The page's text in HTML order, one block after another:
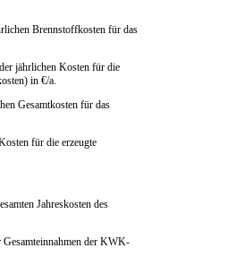
Brennstoffkosten für das
jährlichen Kosten für die
in €/a.
Gesamtkosten für das
für die erzeugte
Jahreskosten des
Gesamteinnahmen der KWK-